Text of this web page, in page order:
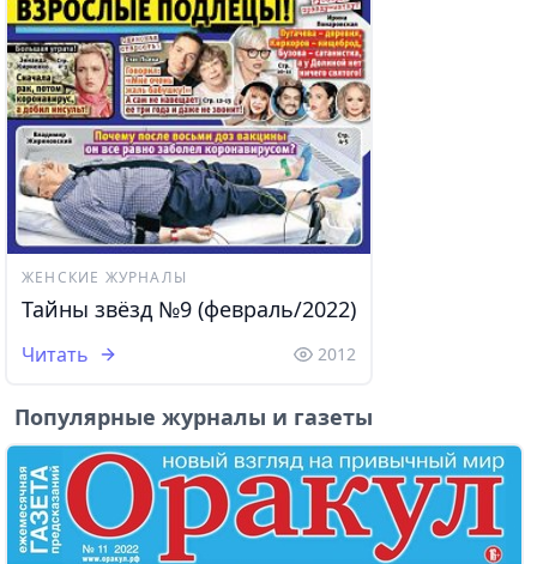
ЖЕНСКИЕ ЖУРНАЛЫ
Тайны звёзд №9 (февраль/2022)
Читать 2012
Популярные журналы и газеты